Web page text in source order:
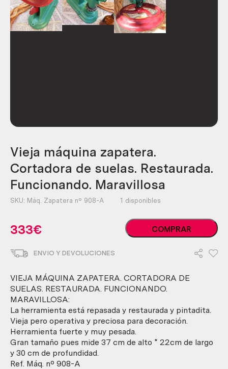
Vieja máquina zapatera.
Cortadora de suelas. Restaurada.
Funcionando. Maravillosa
SKU: Máq. Zapatera nº 908-A 1 disponibles
333€
Vieja
máquina
suelas.
Restaurada.
Maravillosa
cantidad
COMPRAR
ENVIO Y DEVOLUCIONES
VIEJA MÁQUINA ZAPATERA. CORTADORA DE
SUELAS. RESTAURADA. FUNCIONANDO.
MARAVILLOSA:
La herramienta está repasada y restaurada y pintadita.
Vieja pero operativa y preciosa para decoración.
Herramienta fuerte y muy pesada.
Gran tamaño pues mide 37 cm de alto * 22cm de largo
y 30 cm de profundidad.
Ref. Máq. nº 908-A